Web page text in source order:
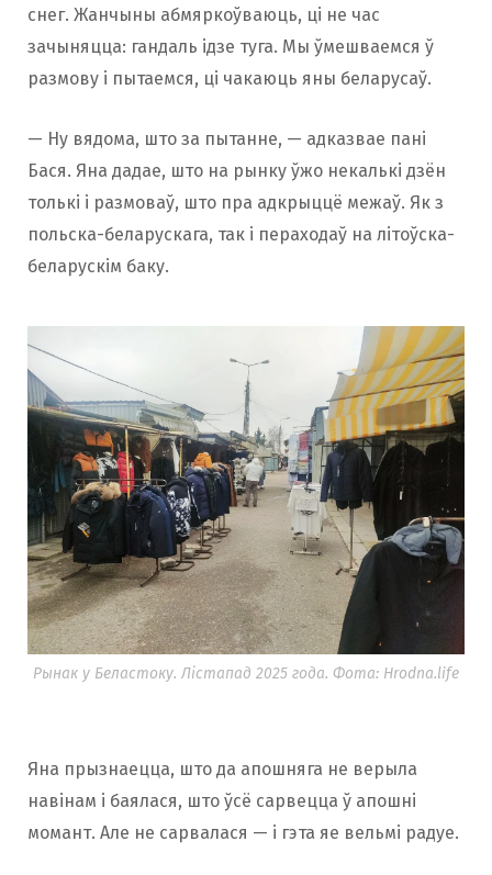
снег. Жанчыны абмяркоўваюць, ці не час
зачыняцца: гандаль ідзе туга. Мы ўмешваемся ў
размову і пытаемся, ці чакаюць яны беларусаў.
— Ну вядома, што за пытанне, — адказвае пані
Бася. Яна дадае, што на рынку ўжо некалькі дзён
толькі і размоваў, што пра адкрыццё межаў. Як з
польска-беларускага, так і пераходаў на літоўска-
беларускім баку.
Рынак у Беластоку. Лістапад 2025 года. Фота: Hrodna.life
Яна прызнаецца, што да апошняга не верыла
навінам і баялася, што ўсё сарвецца ў апошні
момант. Але не сарвалася — і гэта яе вельмі радуе.